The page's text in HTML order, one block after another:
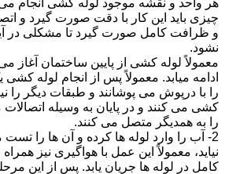
چیزی باید این کار با دقت صورت گیرد و
و ظرافت کامل صورت گیرد تا مشکلی در
نشود.
معمولاً لوله کشی از پایین ساختمان آغاز
ادامه میابد. معمولاً پس از انجام لوله
را با درپوش می پوشانند و طبقات دیگر را
کشی می کنند و در پایان به وسیله اتصالات
را به همدیگر متصل می کنند.
2- آب را وارد لوله ها کرده و آن ها را
نیاید، معمولاً این عمل با هواگیری نیز
کامل در لوله ها جریان یابد. پس از این